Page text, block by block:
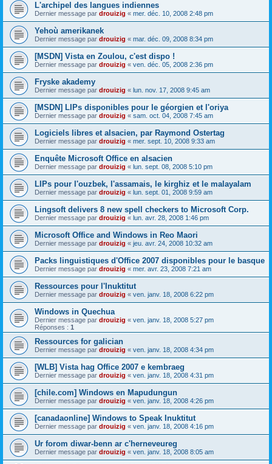
L'archipel des langues indiennes
Dernier message par drouizig « mer. déc. 10, 2008 2:48 pm
Yehoù amerikanek
Dernier message par drouizig « mar. déc. 09, 2008 8:34 pm
[MSDN] Vista en Zoulou, c'est dispo !
Dernier message par drouizig « ven. déc. 05, 2008 2:36 pm
Fryske akademy
Dernier message par drouizig « lun. nov. 17, 2008 9:45 am
[MSDN] LIPs disponibles pour le géorgien et l'oriya
Dernier message par drouizig « sam. oct. 04, 2008 7:45 am
Logiciels libres et alsacien, par Raymond Ostertag
Dernier message par drouizig « mer. sept. 10, 2008 9:33 am
Enquête Microsoft Office en alsacien
Dernier message par drouizig « lun. sept. 08, 2008 5:10 pm
LIPs pour l'ouzbek, l'assamais, le kirghiz et le malayalam
Dernier message par drouizig « lun. sept. 01, 2008 9:59 am
Lingsoft delivers 8 new spell checkers to Microsoft Corp.
Dernier message par drouizig « lun. avr. 28, 2008 1:46 pm
Microsoft Office and Windows in Reo Maori
Dernier message par drouizig « jeu. avr. 24, 2008 10:32 am
Packs linguistiques d'Office 2007 disponibles pour le basque
Dernier message par drouizig « mer. avr. 23, 2008 7:21 am
Ressources pour l'Inuktitut
Dernier message par drouizig « ven. janv. 18, 2008 6:22 pm
Windows in Quechua
Dernier message par drouizig « ven. janv. 18, 2008 5:27 pm
Réponses : 1
Ressources for galician
Dernier message par drouizig « ven. janv. 18, 2008 4:34 pm
[WLB] Vista hag Office 2007 e kembraeg
Dernier message par drouizig « ven. janv. 18, 2008 4:31 pm
[chile.com] Windows en Mapudungun
Dernier message par drouizig « ven. janv. 18, 2008 4:26 pm
[canadaonline] Windows to Speak Inuktitut
Dernier message par drouizig « ven. janv. 18, 2008 4:16 pm
Ur forom diwar-benn ar c'herneveureg
Dernier message par drouizig « ven. janv. 18, 2008 8:05 am